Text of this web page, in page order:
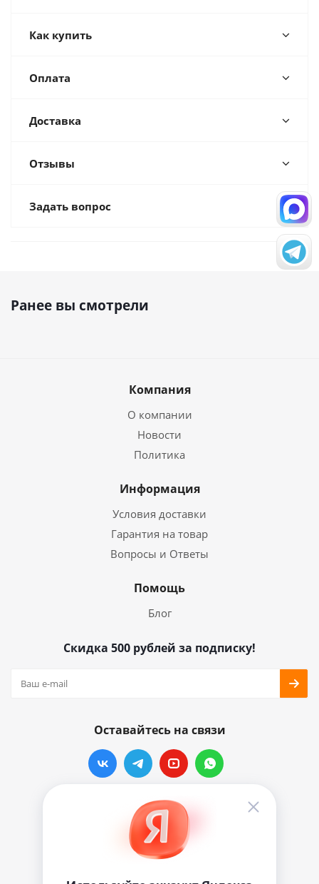
Как купить
Оплата
Доставка
Отзывы
Задать вопрос
Ранее вы смотрели
Компания
О компании
Новости
Политика
Информация
Условия доставки
Гарантия на товар
Вопросы и Ответы
Помощь
Блог
Скидка 500 рублей за подписку!
Оставайтесь на связи
Наши контакты
info@vinylmarkt.ru